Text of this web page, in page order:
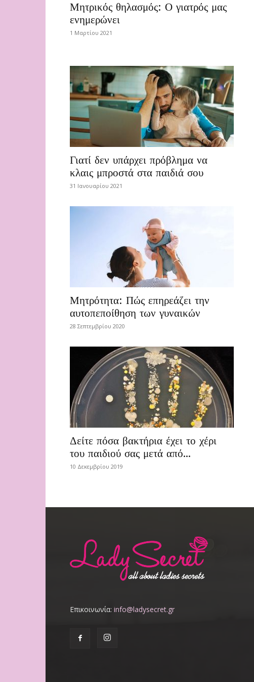
Μητρικός θηλασμός: Ο γιατρός μας
ενημερώνει
1 Μαρτίου 2021
Γιατί δεν υπάρχει πρόβλημα να
κλαις μπροστά στα παιδιά σου
31 Ιανουαρίου 2021
Μητρότητα: Πώς επηρεάζει την
αυτοπεποίθηση των γυναικών
28 Σεπτεμβρίου 2020
Δείτε πόσα βακτήρια έχει το χέρι
του παιδιού σας μετά από...
10 Δεκεμβρίου 2019
Επικοινωνία: info@ladysecret.gr